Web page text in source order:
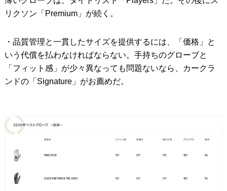
リクソン「Premium」が続く。
・品質管理と一貫したサイズを提供するには、「価格」と
いう代償を払わなければならない。手持ちのグローブと
「フィット感」が少々異なっても問題ないなら、カークラ
ンドの「Signature」がお薦めだ。